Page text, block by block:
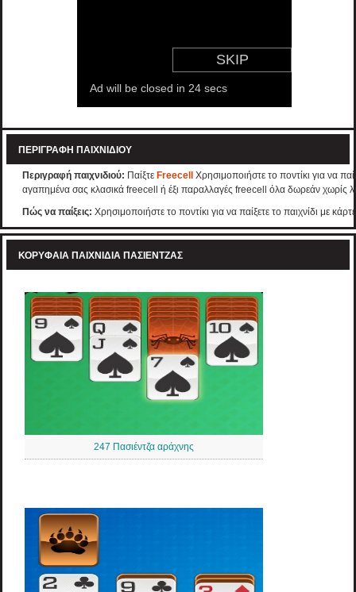
ΠΕΡΙΓΡΑΦΉ ΠΑΙΧΝΙΔΙΟΎ
Περιγραφή παιχνιδιού: Παίξτε Freecell
Χρησιμοποιήστε το ποντίκι για να
αγαπημένα σας κλασικά freecell ή έξι παραλλαγές freecell όλα δωρεάν χωρίς
Πώς να παίξεις: Χρησιμοποιήστε το ποντίκι για να παίξετε το παιχνίδι με
ΚΟΡΥΦΑΊΑ ΠΑΙΧΝΊΔΙΑ ΠΑΣΙΈΝΤΖΑΣ
247 Πασιέντζα αράχνης